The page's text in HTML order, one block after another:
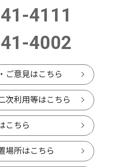
4111
4002
ご意見はこちら
次利用等はこちら
こちら
場所はこちら